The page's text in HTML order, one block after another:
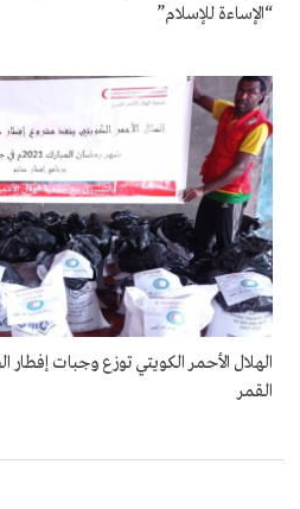
“الإساءة للإسلام”
الهلال الأحمر الكويتي توزع وجبات
القمر